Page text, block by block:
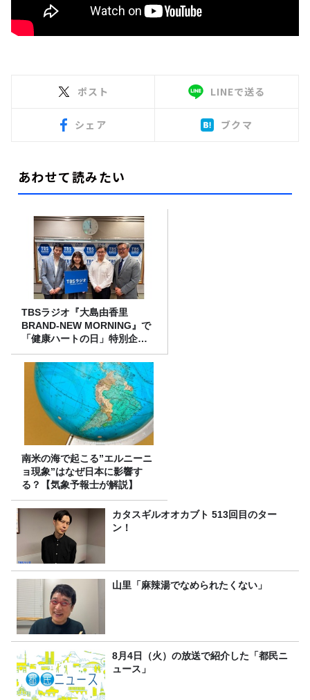
ポスト LINEで送る
シェア ブクマ
あわせて読みたい
TBSラジオ『大島由香里
BRAND-NEW MORNING』で
「健康ハートの日」特別企画
を8/10（月）に放送
南米の海で起こる”エルニーニ
ョ現象”はなぜ日本に影響す
る？【気象予報士が解説】
カタスギルオオカブト 513回目のター
ン！
山里「麻辣湯でなめられたくない」
8月4日（火）の放送で紹介した「都民ニ
ュース」